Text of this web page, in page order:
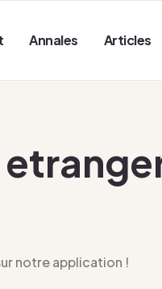
Annales Articles
notre application !